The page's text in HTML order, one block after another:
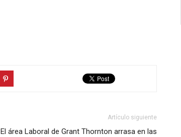
Artículo siguiente
El área Laboral de Grant Thornton arrasa en las